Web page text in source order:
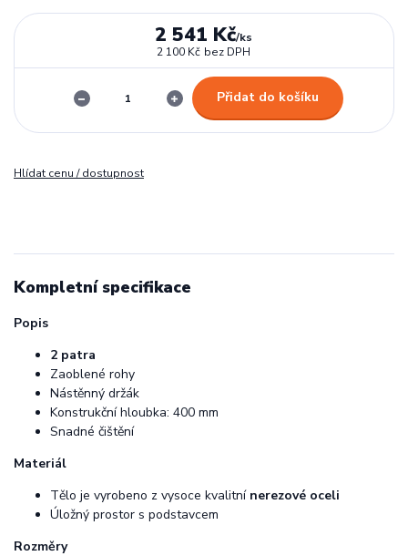
2 541 Kč/ks
2 100 Kč bez DPH
Přidat do košíku
Hlídat cenu / dostupnost
Kompletní specifikace
Popis
2 patra
Zaoblené rohy
Nástěnný držák
Konstrukční hloubka: 400 mm
Snadné čištění
Materiál
Tělo je vyrobeno z vysoce kvalitní nerezové oceli
Úložný prostor s podstavcem
Rozměry